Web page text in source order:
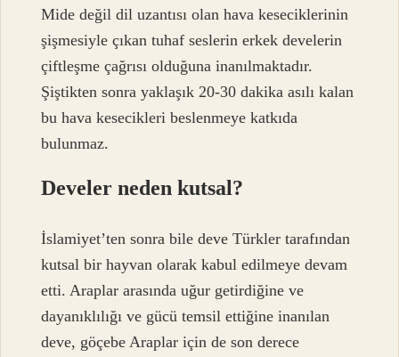
Mide değil dil uzantısı olan hava keseciklerinin
şişmesiyle çıkan tuhaf seslerin erkek develerin
çiftleşme çağrısı olduğuna inanılmaktadır.
Şiştikten sonra yaklaşık 20-30 dakika asılı kalan
bu hava kesecikleri beslenmeye katkıda
bulunmaz.
Develer neden kutsal?
İslamiyet’ten sonra bile deve Türkler tarafından
kutsal bir hayvan olarak kabul edilmeye devam
etti. Araplar arasında uğur getirdiğine ve
dayanıklılığı ve gücü temsil ettiğine inanılan
deve, göçebe Araplar için de son derece